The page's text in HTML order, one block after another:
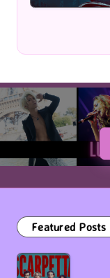
Featured Posts